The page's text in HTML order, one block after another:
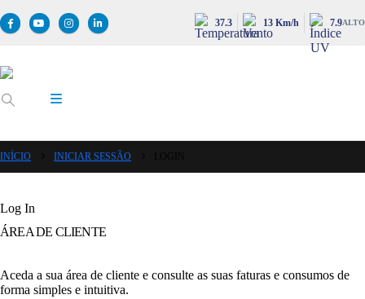
37.3 13 Km/h 7.9ALTO
INÍCIO INICIAR SESSÃO
Log In
ÁREA DE CLIENTE
Aceda a sua área de cliente e consulte as suas faturas e consumos de
forma simples e intuitiva.